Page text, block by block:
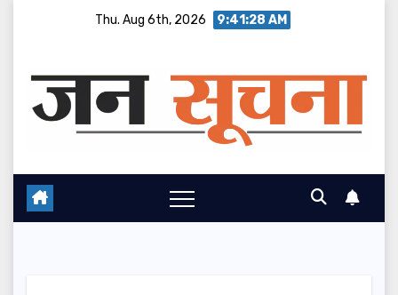
Thu. Aug 6th, 2026 9:41:28 AM